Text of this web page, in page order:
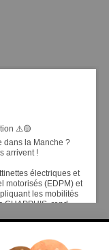
⚠️🟡
dans la Manche ?
arrivent !
électriques et
motorisés (EDPM) et
les mobilités
CHAPPUIS, rend